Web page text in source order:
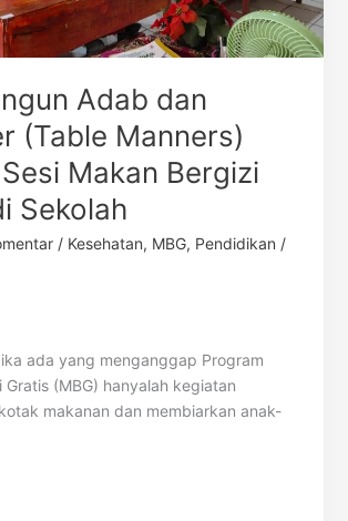
Adab dan
(Table Manners)
Makan Bergizi
Sekolah
/ Kesehatan, MBG, Pendidikan /
ada yang menganggap Program
Gratis (MBG) hanyalah kegiatan
makanan dan membiarkan anak-